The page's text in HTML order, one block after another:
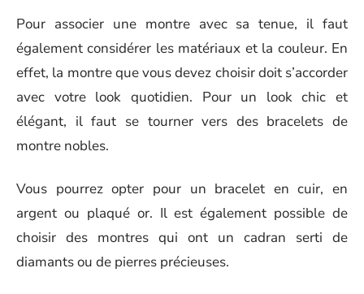
Pour associer une montre avec sa tenue, il faut
également considérer les matériaux et la couleur. En
effet, la montre que vous devez choisir doit s’accorder
avec votre look quotidien. Pour un look chic et
élégant, il faut se tourner vers des bracelets de
montre nobles.
Vous pourrez opter pour un bracelet en cuir, en
argent ou plaqué or. Il est également possible de
choisir des montres qui ont un cadran serti de
diamants ou de pierres précieuses.